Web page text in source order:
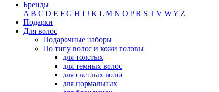
Бренды
A B C D E F G H I J K L M N O P R S T V WY Z
Подарки
Для волос
Подарочные наборы
По типу волос и кожи головы
для толстых
для темных волос
для светлых волос
для нормальных